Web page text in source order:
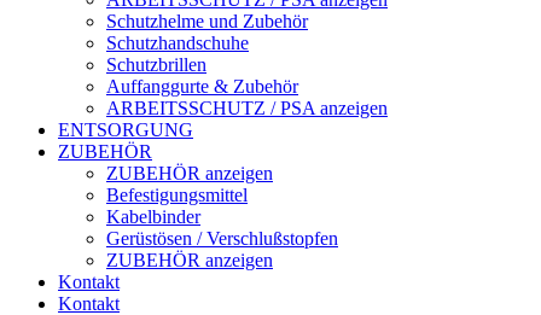
Schutzhelme und Zubehör
Schutzhandschuhe
Schutzbrillen
Auffanggurte & Zubehör
ARBEITSSCHUTZ / PSA anzeigen
ENTSORGUNG
ZUBEHÖR
ZUBEHÖR anzeigen
Befestigungsmittel
Kabelbinder
Gerüstösen / Verschlußstopfen
ZUBEHÖR anzeigen
Kontakt
Kontakt